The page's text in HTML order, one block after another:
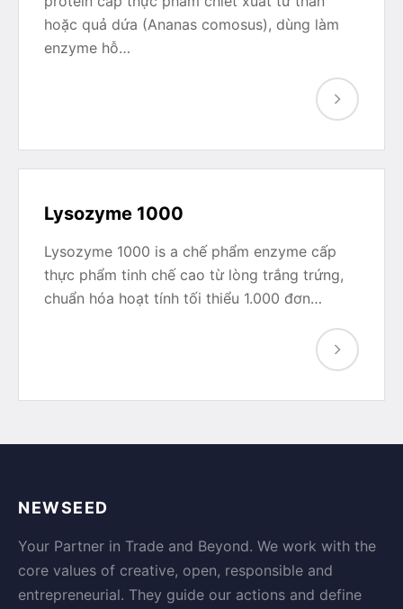
hoặc quả dứa (Ananas comosus), dùng làm
enzyme hỗ…
Lysozyme 1000
Lysozyme 1000 is a chế phẩm enzyme cấp
thực phẩm tinh chế cao từ lòng trắng trứng,
chuẩn hóa hoạt tính tối thiểu 1.000 đơn…
NEWSEED
Your Partner in Trade and Beyond. We work with the
core values of creative, open, responsible and
entrepreneurial. They guide our actions and define